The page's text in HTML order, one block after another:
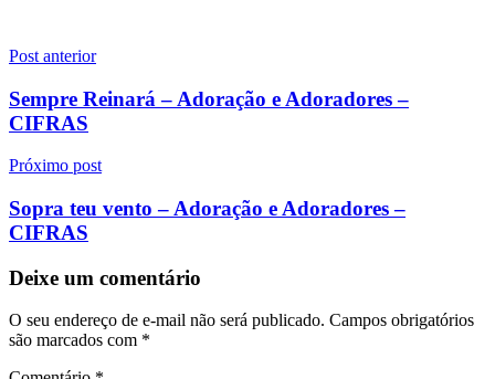
Navegação
de
Post
Post anterior
Sempre Reinará – Adoração e Adoradores –
CIFRAS
Próximo post
Sopra teu vento – Adoração e Adoradores –
CIFRAS
Deixe um comentário
O seu endereço de e-mail não será publicado. Campos obrigatórios
são marcados com *